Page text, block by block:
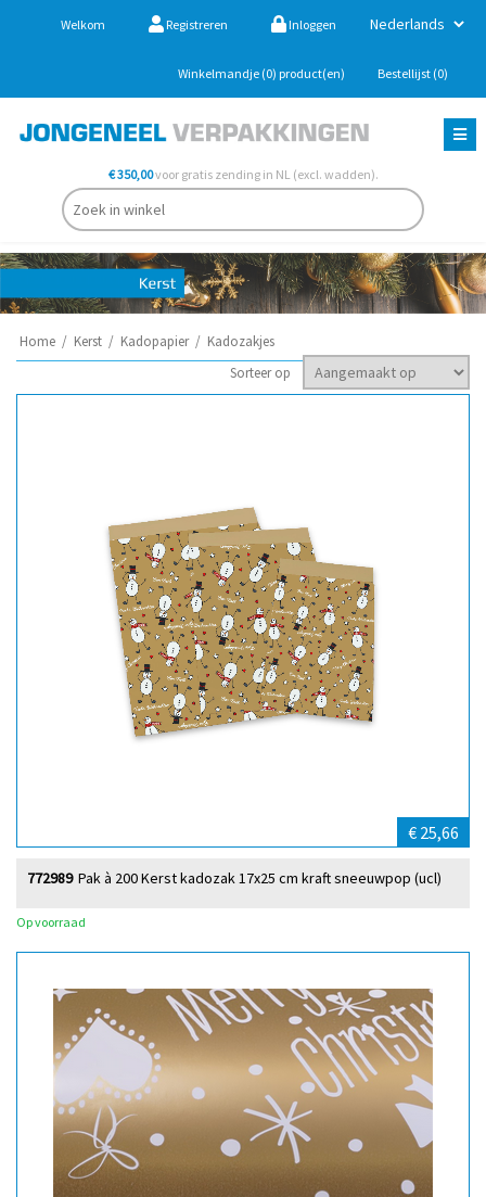
Welkom Registreren Inloggen
Winkelmandje (0) product(en) Bestellijst (0)
€ 350,00voor gratis zending in NL (excl. wadden).
Home / Kerst / Kadopapier / Kadozakjes
Sorteer op
€ 25,66
Pak à 200 Kerst kadozak 17x25 cm kraft sneeuwpop (ucl)
772989
Op voorraad